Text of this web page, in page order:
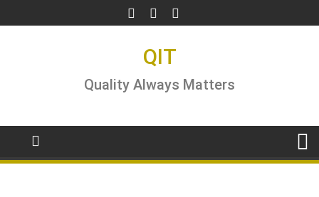
to
QIT
Quality Always Matters